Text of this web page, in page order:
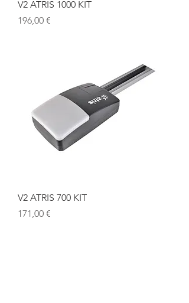
V2 ATRIS 1000 KIT
Cena
196,00 €
V2 ATRIS 700 KIT
Cena
171,00 €